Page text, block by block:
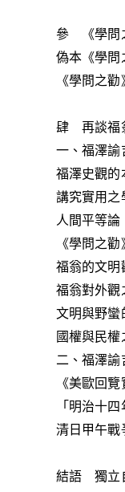
參 《學問
偽本《學問
《學問之
肆 再談福
一、福澤諭
福澤史觀的
講究實用之
人間平等論
《學問之
福翁的文明
福翁對外觀
文明與野蠻
國權與民權
二、福澤諭
《美歐回
「明治十
清日甲午戰
結語 獨立